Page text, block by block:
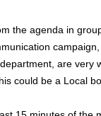
the agenda in
are very
could be a Local